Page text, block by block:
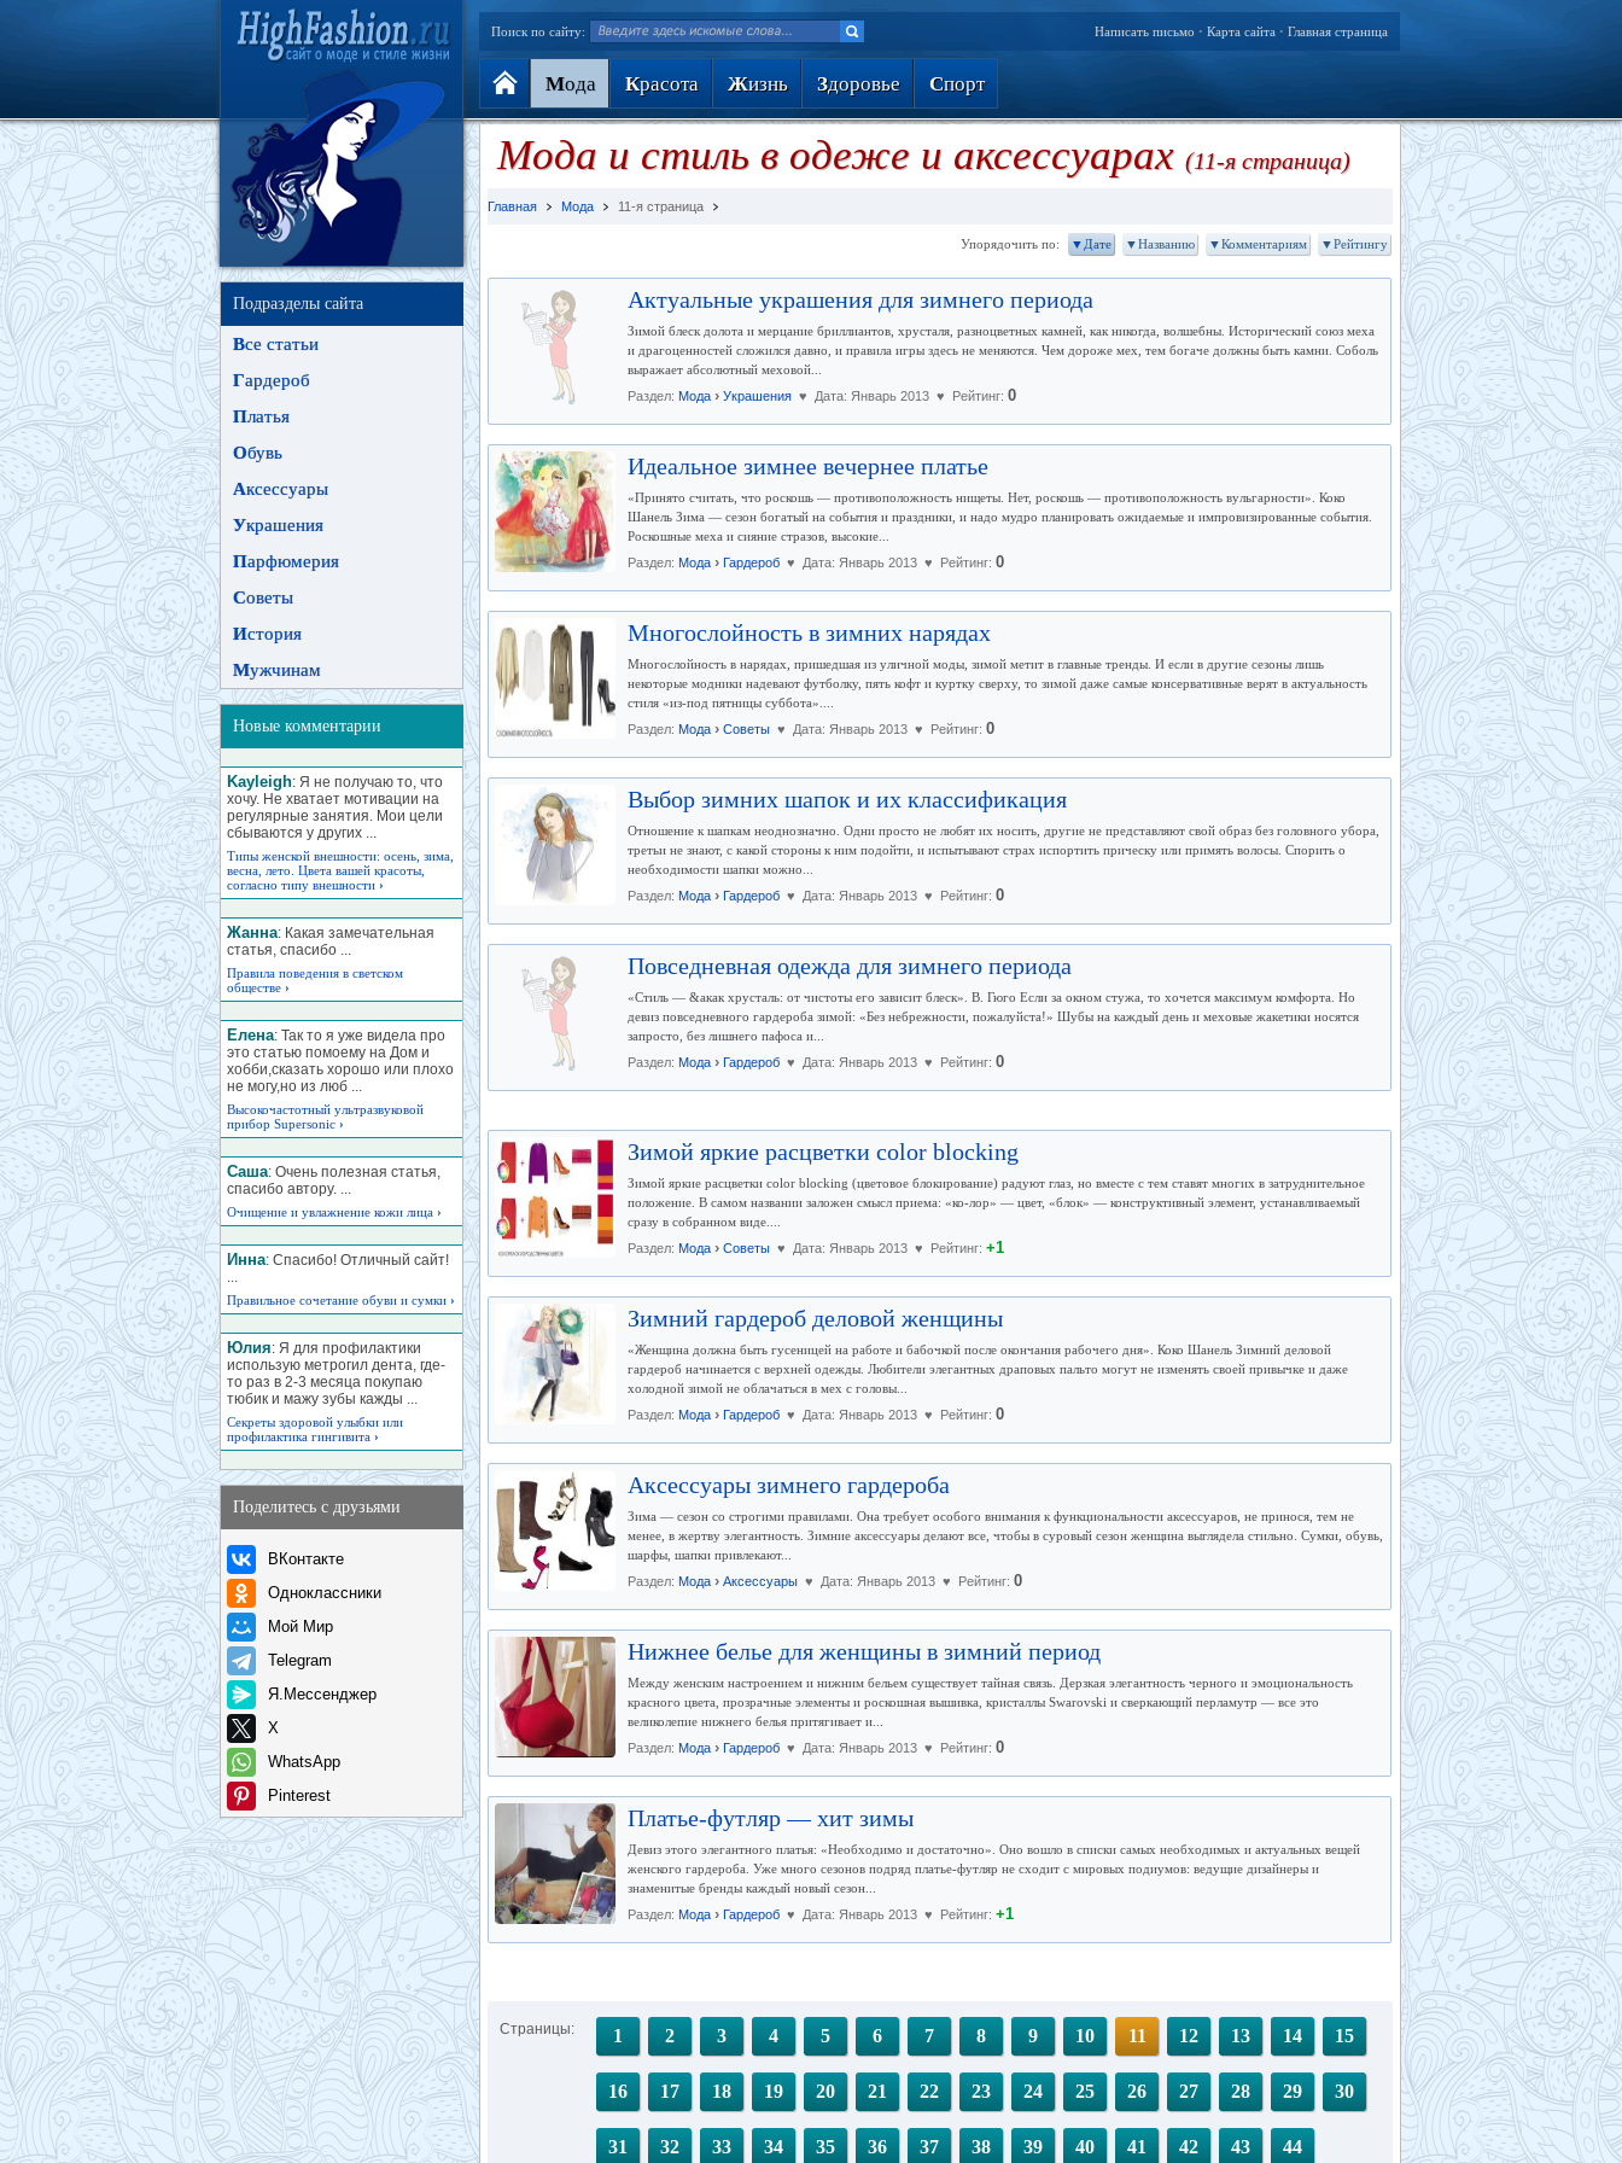
Поиск по сайту: Написать письмо • Карта сайта • Главная страница
Мода Красота Жизнь Здоровье Спорт
Подразделы сайта
Все статьи
Гардероб
Платья
Обувь
Аксессуары
Украшения
Парфюмерия
Советы
История
Мужчинам
Новые комментарии
Kayleigh: Я не получаю то, что
хочу. Не хватает мотивации на
регулярные занятия. Мои цели
сбываются у других ...
Типы женской внешности: осень, зима,
весна, лето. Цвета вашей красоты,
согласно типу внешности ›
Жанна: Какая замечательная
статья, спасибо ...
Правила поведения в светском
обществе ›
Елена: Так то я уже видела про
это статью помоему на Дом и
хобби,сказать хорошо или плохо
не могу,но из люб ...
Высокочастотный ультразвуковой
прибор Supersonic ›
Саша: Очень полезная статья,
спасибо автору. ...
Очищение и увлажнение кожи лица ›
Инна: Спасибо! Отличный сайт!
...
Правильное сочетание обуви и сумки ›
Юлия: Я для профилактики
использую метрогил дента, где-
то раз в 2-3 месяца покупаю
тюбик и мажу зубы кажды ...
Секреты здоровой улыбки или
профилактика гингивита ›
Поделитесь с друзьями
ВКонтакте
Одноклассники
Мой Мир
Telegram
Я.Мессенджер
X
WhatsApp
Pinterest
Мода и стиль в одеже и аксессуарах (11-я страница)
Главная Мода 11-я страница
Упорядочить по: ▼Дате ▼Названию ▼Комментариям ▼Рейтингу
Актуальные украшения для зимнего периода
Зимой блеск долота и мерцание бриллиантов, хрусталя, разноцветных камней, как никогда, волшебны. Исторический союз меха
и драгоценностей сложился давно, и правила игры здесь не меняются. Чем дороже мех, тем богаче должны быть камни. Соболь
выражает абсолютный меховой...
Раздел: Мода › Украшения ♥ Дата: Январь 2013 ♥ Рейтинг: 0
Идеальное зимнее вечернее платье
«Принято считать, что роскошь — противоположность нищеты. Нет, роскошь — противоположность вульгарности». Коко
Шанель Зима — сезон богатый на события и праздники, и надо мудро планировать ожидаемые и импровизированные события.
Роскошные меха и сияние стразов, высокие...
Раздел: Мода › Гардероб ♥ Дата: Январь 2013 ♥ Рейтинг: 0
Многослойность в зимних нарядах
Многослойность в нарядах, пришедшая из уличной моды, зимой метит в главные тренды. И если в другие сезоны лишь
некоторые модники надевают футболку, пять кофт и куртку сверху, то зимой даже самые консервативные верят в актуальность
стиля «из-под пятницы суббота»....
Раздел: Мода › Советы ♥ Дата: Январь 2013 ♥ Рейтинг: 0
Выбор зимних шапок и их классификация
Отношение к шапкам неоднозначно. Одни просто не любят их носить, другие не представляют свой образ без головного убора,
третьи не знают, с какой стороны к ним подойти, и испытывают страх испортить прическу или примять волосы. Спорить о
необходимости шапки можно...
Раздел: Мода › Гардероб ♥ Дата: Январь 2013 ♥ Рейтинг: 0
Повседневная одежда для зимнего периода
«Стиль — &акак хрусталь: от чистоты его зависит блеск». В. Гюго Если за окном стужа, то хочется максимум комфорта. Но
девиз повседневного гардероба зимой: «Без небрежности, пожалуйста!» Шубы на каждый день и меховые жакетики носятся
запросто, без лишнего пафоса и...
Раздел: Мода › Гардероб ♥ Дата: Январь 2013 ♥ Рейтинг: 0
Зимой яркие расцветки color blocking
Зимой яркие расцветки color blocking (цветовое блокирование) радуют глаз, но вместе с тем ставят многих в затруднительное
положение. В самом названии заложен смысл приема: «ко-лор» — цвет, «блок» — конструктивный элемент, устанавливаемый
сразу в собранном виде....
Раздел: Мода › Советы ♥ Дата: Январь 2013 ♥ Рейтинг: +1
Зимний гардероб деловой женщины
«Женщина должна быть гусеницей на работе и бабочкой после окончания рабочего дня». Коко Шанель Зимний деловой
гардероб начинается с верхней одежды. Любители элегантных драповых пальто могут не изменять своей привычке и даже
холодной зимой не облачаться в мех с головы...
Раздел: Мода › Гардероб ♥ Дата: Январь 2013 ♥ Рейтинг: 0
Аксессуары зимнего гардероба
Зима — сезон со строгими правилами. Она требует особого внимания к функциональности аксессуаров, не принося, тем не
менее, в жертву элегантность. Зимние аксессуары делают все, чтобы в суровый сезон женщина выглядела стильно. Сумки, обувь,
шарфы, шапки привлекают...
Раздел: Мода › Аксессуары ♥ Дата: Январь 2013 ♥ Рейтинг: 0
Нижнее белье для женщины в зимний период
Между женским настроением и нижним бельем существует тайная связь. Дерзкая элегантность черного и эмоциональность
красного цвета, прозрачные элементы и роскошная вышивка, кристаллы Swarovski и сверкающий перламутр — все это
великолепие нижнего белья притягивает и...
Раздел: Мода › Гардероб ♥ Дата: Январь 2013 ♥ Рейтинг: 0
Платье-футляр — хит зимы
Девиз этого элегантного платья: «Необходимо и достаточно». Оно вошло в списки самых необходимых и актуальных вещей
женского гардероба. Уже много сезонов подряд платье-футляр не сходит с мировых подиумов: ведущие дизайнеры и
знаменитые бренды каждый новый сезон...
Раздел: Мода › Гардероб ♥ Дата: Январь 2013 ♥ Рейтинг: +1
Страницы: 1 2 3 4 5 6 7 8 9 10 11 12 13 14 15
16 17 18 19 20 21 22 23 24 25 26 27 28 29 30
31 32 33 34 35 36 37 38 39 40 41 42 43 44